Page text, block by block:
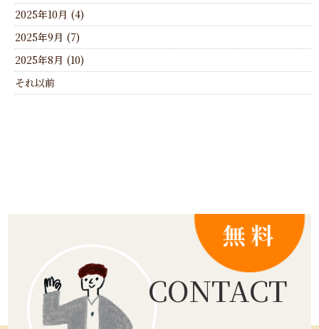
2025年10月 (4)
2025年9月 (7)
2025年8月 (10)
それ以前
CONTACT